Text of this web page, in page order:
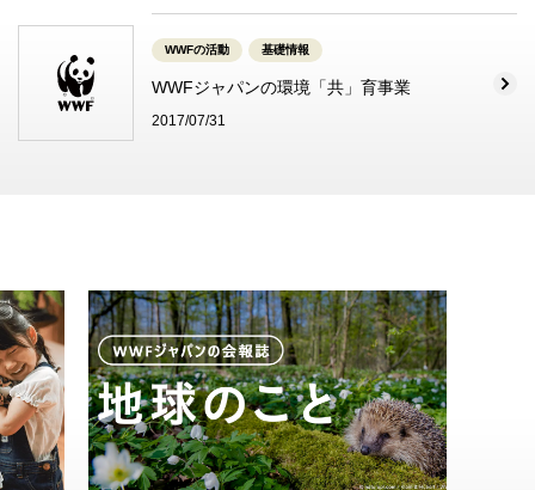
WWFの活動 基礎情報
WWFジャパンの環境「共」育事業
2017/07/31